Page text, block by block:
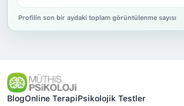
Profilin son bir aydaki toplam görüntülenme sayısı
BlogOnline TerapiPsikolojik Testler